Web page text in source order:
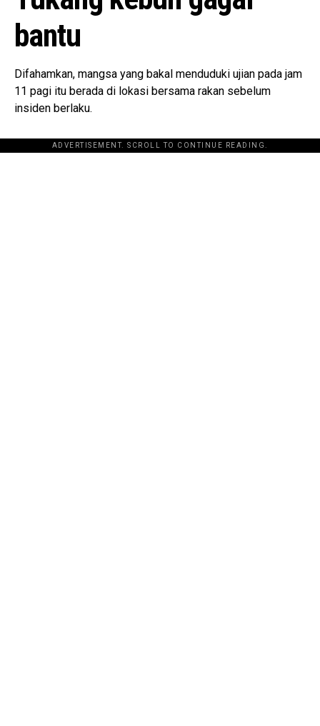
bantu
Difahamkan, mangsa yang bakal menduduki ujian pada jam
11 pagi itu berada di lokasi bersama rakan sebelum
insiden berlaku.
ADVERTISEMENT. SCROLL TO CONTINUE READING.